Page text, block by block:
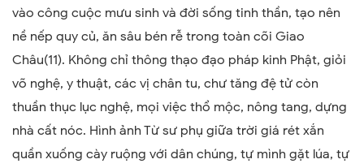
vào công cuộc mưu sinh và đời sống tinh thần, tạo nên
nề nếp quy củ, ăn sâu bén rễ trong toàn cõi Giao
Châu(11). Không chỉ thông thạo đạo pháp kinh Phật, giỏi
võ nghệ, y thuật, các vị chân tu, chư tăng đệ tử còn
thuần thục lục nghệ, mọi việc thổ mộc, nông tang, dựng
nhà cất nóc. Hình ảnh Từ sư phụ giữa trời giá rét xắn
quần xuống cày ruộng với dân chúng, tự mình gặt lúa, tự